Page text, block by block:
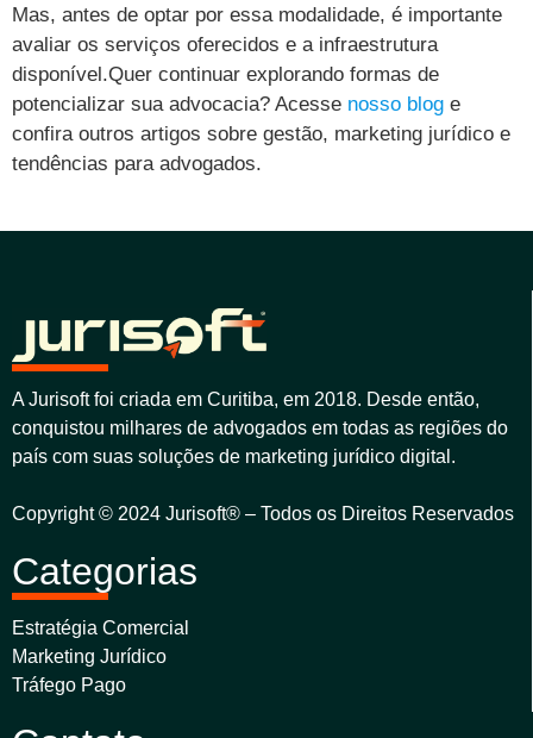
Mas, antes de optar por essa modalidade, é importante
avaliar os serviços oferecidos e a infraestrutura
disponível.Quer continuar explorando formas de
potencializar sua advocacia? Acesse nosso blog e
confira outros artigos sobre gestão, marketing jurídico e
tendências para advogados.
A Jurisoft foi criada em Curitiba, em 2018. Desde então,
conquistou milhares de advogados em todas as regiões do
país com suas soluções de marketing jurídico digital.
Copyright © 2024 Jurisoft® – Todos os Direitos Reservados
Categorias
Estratégia Comercial
Marketing Jurídico
Tráfego Pago